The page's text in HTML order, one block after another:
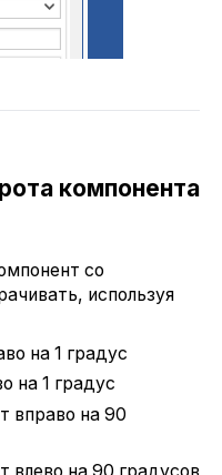
компонента
со
используя
на 1 градус
на 1 градус
вправо на 90